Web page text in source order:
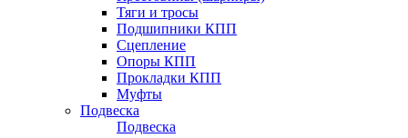
Тяги и тросы
Подшипники КПП
Сцепление
Опоры КПП
Прокладки КПП
Муфты
Подвеска
Подвеска